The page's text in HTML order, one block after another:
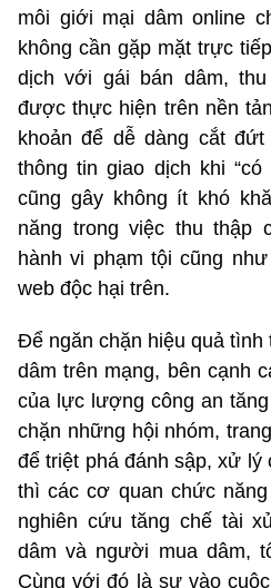
môi giới mại dâm online
không cần gặp mặt trực
dịch với gái bán dâm,
được thực hiện trên nền
khoản để dễ dàng cắt
thông tin giao dịch khi
cũng gây không ít khó
năng trong việc thu thập
hành vi phạm tội cũng
web độc hại trên.
Để ngăn chặn hiệu quả tình
dâm trên mạng, bên cạnh
của lực lượng công an
chặn những hội nhóm,
để triệt phá đánh sập, xử
thì các cơ quan chức
nghiên cứu tăng chế tài
dâm và người mua dâm,
Cùng với đó là sự vào